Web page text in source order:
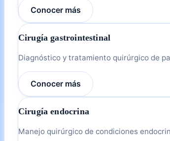
Conocer más
Cirugía gastrointestinal
Diagnóstico y tratamiento quirúrgico de
Conocer más
Cirugía endocrina
Manejo quirúrgico de condiciones